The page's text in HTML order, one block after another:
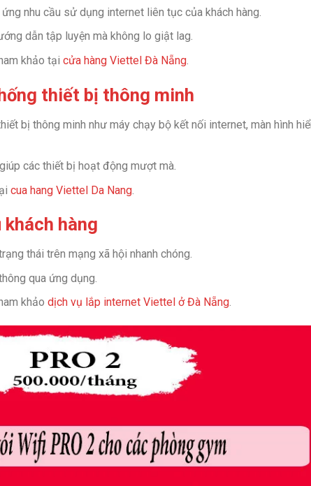
nhu cầu sử dụng internet liên tục của khách hàng.
dẫn tập luyện mà không lo giật lag.
khảo tại cửa hàng Viettel Đà Nẵng.
thiết bị thông minh
bị thông minh như máy chạy bộ kết nối internet, màn hình
các thiết bị hoạt động mượt mà.
cua hang Viettel Da Nang.
hàng
thái trên mạng xã hội nhanh chóng.
qua ứng dụng.
khảo dịch vụ lắp internet Viettel ở Đà Nẵng.